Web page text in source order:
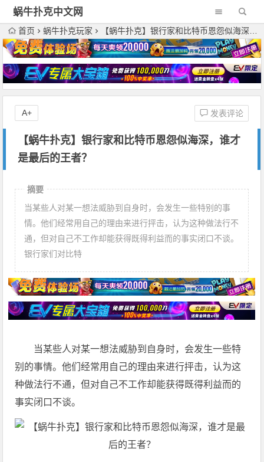
蜗牛扑克中文网
首页 蜗牛扑克玩家 【蜗牛扑克】银行家和比特币恩怨似海深，谁才是最后的王者？
【蜗牛扑克】银行家和比特币恩怨似海深，谁才
是最后的王者？
发表评论
A+
摘要
当某些人对某一想法威胁到自身时，会发生一些特别的事
情。他们经常用自己的理由来进行抨击，认为这种做法行不
通，但对自己不工作却能获得既得利益而的事实闭口不谈。
银行家们对比特
当某些人对某一想法威胁到自身时，会发生一些特
别的事情。他们经常用自己的理由来进行抨击，认为这
种做法行不通，但对自己不工作却能获得既得利益而的
事实闭口不谈。